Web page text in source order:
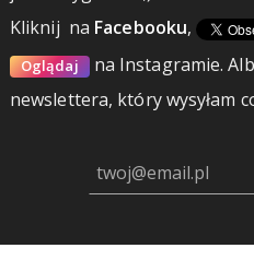
Kliknij na Facebooku,
Oglądaj na Instagramie.
newslettera, który wysyłam